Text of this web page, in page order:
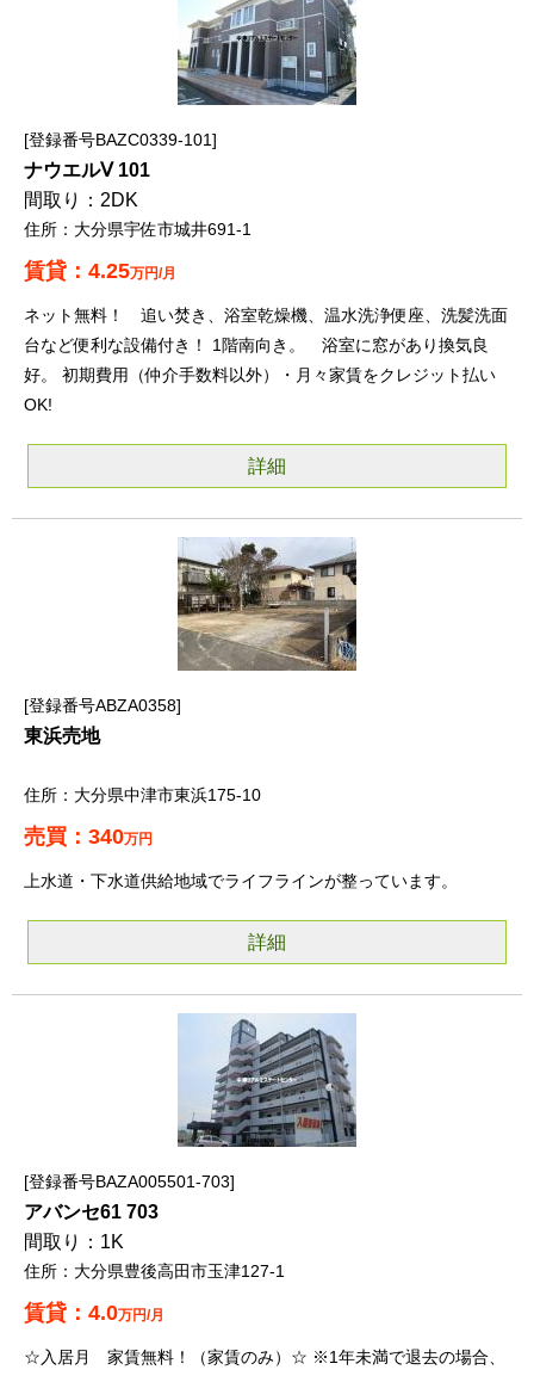
登録番号BAZC0339-101
ナウエルⅤ 101
2DK
大分県宇佐市城井691-1
4.25万円/月
ネット無料！ 追い焚き、浴室乾燥機、温水洗浄便座、洗髪洗面
台など便利な設備付き！ 1階南向き。 浴室に窓があり換気良
好。 初期費用（仲介手数料以外）・月々家賃をクレジット払い
OK!
詳細
登録番号ABZA0358
東浜売地
大分県中津市東浜175-10
340万円
上水道・下水道供給地域でライフラインが整っています。
詳細
登録番号BAZA005501-703
アバンセ61 703
1K
大分県豊後高田市玉津127-1
4.0万円/月
☆入居月 家賃無料！（家賃のみ）☆ ※1年未満で退去の場合、